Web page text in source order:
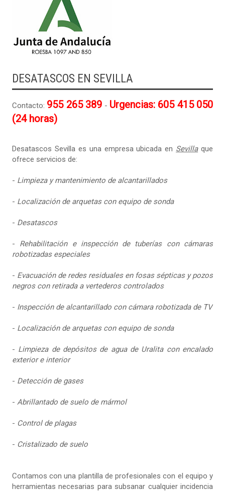
DESATASCOS EN SEVILLA
Contacto: 955 265 389 - Urgencias: 605 415 050
(24 horas)
Desatascos Sevilla es una empresa ubicada en Sevillaque
ofrece servicios de:
- Limpieza y mantenimiento de alcantarillados
- Localización de arquetas con equipo de sonda
- Desatascos
- Rehabilitación e inspección de tuberías con cámaras
robotizadas especiales
- Evacuación de redes residuales en fosas sépticas y pozos
negros con retirada a vertederos controlados
- Inspección de alcantarillado con cámara robotizada de TV
- Localización de arquetas con equipo de sonda
- Limpieza de depósitos de agua de Uralita con encalado
exterior e interior
- Detección de gases
- Abrillantado de suelo de mármol
- Control de plagas
- Cristalizado de suelo
Contamos con una plantilla de profesionales con el equipo y
herramientas necesarias para subsanar cualquier incidencia